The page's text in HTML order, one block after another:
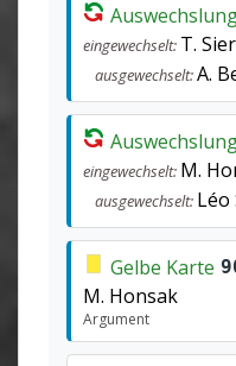
eingewechselt: T.
ausgewechselt:A.
eingewechselt: M.
ausgewechselt: Léo
Gelbe Karte
M. Honsak
Argument